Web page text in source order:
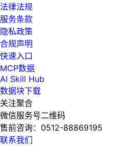
法律法规
服务条款
隐私政策
合规声明
快速入口
MCP数据
AI Skill Hub
数据块下载
关注聚合
微信服务号二维码
售前咨询： 0512-88869195
联系我们